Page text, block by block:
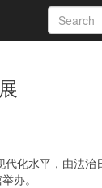
化水平，由法治
办。